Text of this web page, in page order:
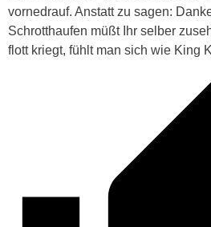
vornedrauf. Anstatt zu sagen:
Schrotthaufen müßt Ihr selber
flott kriegt, fühlt man sich wie King